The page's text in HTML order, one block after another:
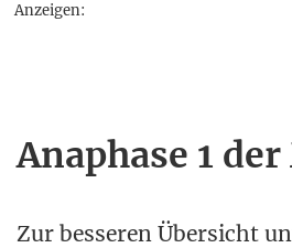
Anzeigen:
Anaphase 1
Zur besseren Übersicht